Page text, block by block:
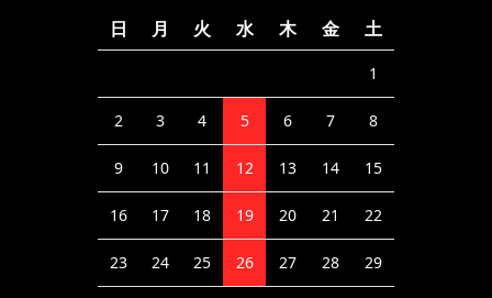
日
月 火 水 木 金 土
1
2 3 4 5 6 7 8
9 10 11 12 13 14 15
16 17 18 19 20 21 22
23 24 25 26 27 28 29